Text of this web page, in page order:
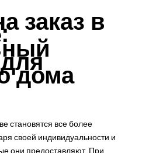
заказ в
дома
становятся все более
своей индивидуальности и
они предоставляют. При